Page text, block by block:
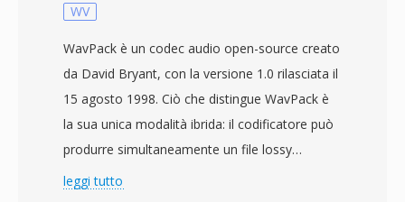
metadati, testo e informazioni di timecode.
ampia di codec tra cui H.264, HEVC, ProRes,
Apple Intermediate Codec, AAC e PCM, tra
molti altri. Questa flessibilità nei codec,
combinata con funzionalità come il supporto
per tracce multiple, i reference movie e le edit
list, ha reso MOV un pilastro della produzione
WV
WavPack è un codec audio open-source creato
da David Bryant, con la versione 1.0 rilasciata il
15 agosto 1998. Ciò che distingue WavPack è
la sua unica modalità ibrida: il codificatore può
produrre simultaneamente un file lossy
compatto e un file di correzione separato che,
leggi tutto